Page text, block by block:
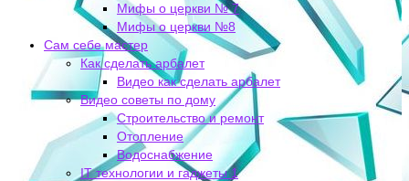
Мифы о церкви № 7
Мифы о церкви №8
Сам себе мастер
Как сделать арбалет
Видео как сделать арбалет
Видео советы по дому
Строительство и ремонт
Отопление
Водоснабжение
IT технологии и гаджеты 1